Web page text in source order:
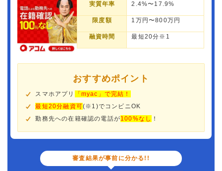
実質年率 2.4%〜17.9%
限度額 1万円〜800万円
融資時間 最短20分※1
おすすめポイント
スマホアプリ
「myac」で完結！
最短20分融資可(※1)でコンビニOK
勤務先への在籍確認の電話が100%なし ！
審査結果が事前に分かる!!